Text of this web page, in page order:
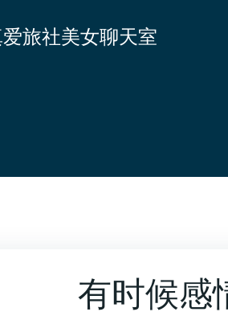
旅社美女聊天室
有时候感